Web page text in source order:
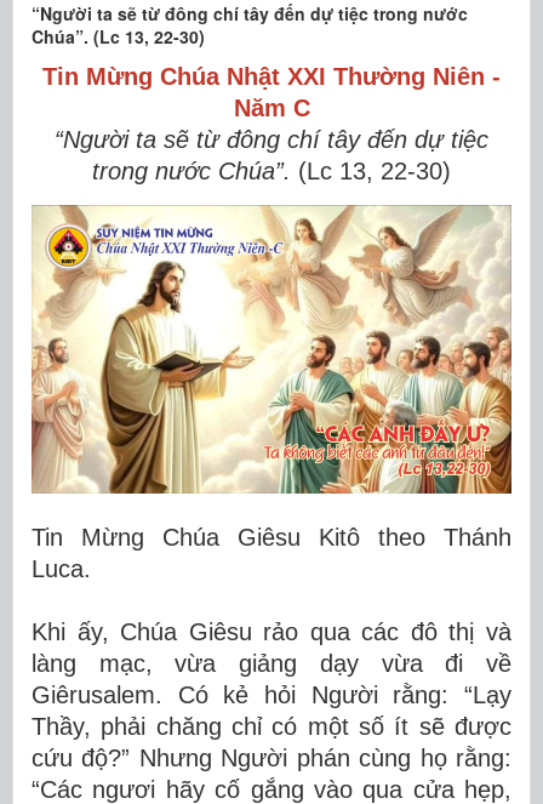
“Người ta sẽ từ đông chí tây đến dự tiệc trong nước
Chúa”. (Lc 13, 22-30)
Tin Mừng ChúaNhật XXI Thường Niên -
Năm C
“Người ta sẽ từ đông chí tây đến dự tiệc
trong nước Chúa”. (Lc 13, 22-30)
Tin Mừng Chúa Giêsu Kitô theo Thánh
Luca.
Khi ấy, Chúa Giêsu rảo qua các đô thị và
làng mạc, vừa giảng dạy vừa đi về
Giêrusalem. Có kẻ hỏi Người rằng: “Lạy
Thầy, phải chăng chỉ có một số ít sẽ được
cứu độ?” Nhưng Người phán cùng họ rằng:
“Các ngươi hãy cố gắng vào qua cửa hẹp,